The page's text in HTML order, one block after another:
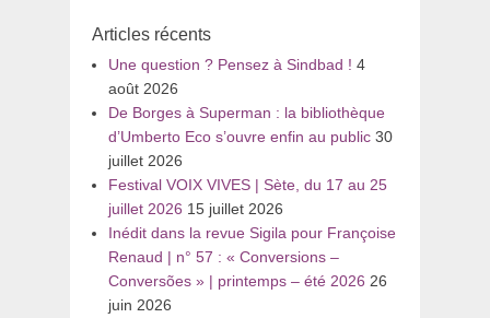
Articles récents
Une question ? Pensez à Sindbad ! 4
août 2026
De Borges à Superman : la bibliothèque
d’Umberto Eco s’ouvre enfin au public 30
juillet 2026
Festival VOIX VIVES | Sète, du 17 au 25
juillet 2026 15 juillet 2026
Inédit dans la revue Sigila pour Françoise
Renaud | n° 57 : « Conversions –
Conversões » | printemps – été 2026 26
juin 2026